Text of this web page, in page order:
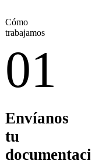
Cómo
trabajamos
01
Envíanos
tu